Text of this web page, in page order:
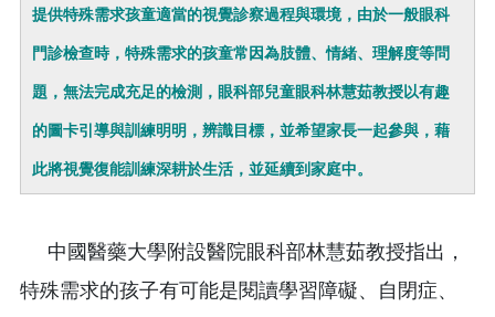
提供特殊需求孩童適當的視覺診察過程與環境，由於一般眼科
門診檢查時，特殊需求的孩童常因為肢體、情緒、理解度等問
題，無法完成充足的檢測，眼科部兒童眼科林慧茹教授以有趣
的圖卡引導與訓練明明，辨識目標，並希望家長一起參與，藉
此將視覺復能訓練深耕於生活，並延續到家庭中。
中國醫藥大學附設醫院眼科部林慧茹教授指出，
特殊需求的孩子有可能是閱讀學習障礙、自閉症、